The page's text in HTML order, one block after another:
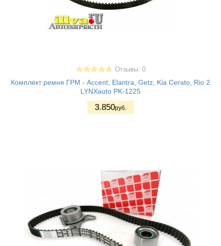
Отзывы: 0
Комплект ремня ГРМ - Accent, Elantra, Getz, Kia Cerato, Rio 2
LYNXauto PK-1225
3.850руб.